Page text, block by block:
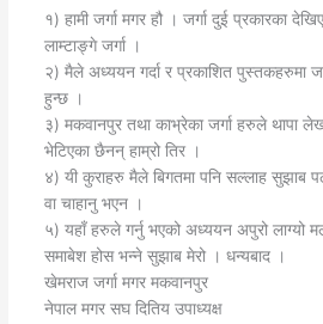
१) हामी जर्गा मगर हौ । जर्गा दुई प्रकारका
लाम्टाङ्गे जर्गा ।
२) मैले अध्ययन गर्दा र प्रकाशित पुस्तकहरुमा
हुन्छ ।
३) मकवानपुर तथा काभ्रेका जर्गा हरुले थापा
भेटिएका छैनन् हाम्रो तिर ।
४) यी कुराहरु मैले बिगतमा पनि सल्लाह सुझाब
वा चाहानु भएन ।
५) यहाँ हरुले गर्नु भएको अध्ययन अपुरो लाग्यो
समाबेश होस भन्ने सुझाब मेरो । धन्यबाद ।
खेमराज जर्गा मगर मकवानपुर
नेपाल मगर सघ दितिय उपाध्यक्ष